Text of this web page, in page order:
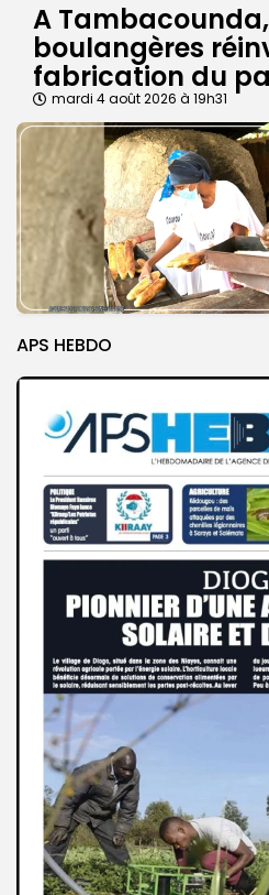
A
boulangères
fabrication du
mardi 4 août 2026 à 19h31
APS HEBDO